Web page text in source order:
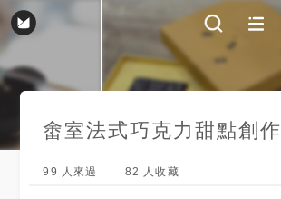
畬室法式巧克力甜點創作
99 人來過 82 人收藏